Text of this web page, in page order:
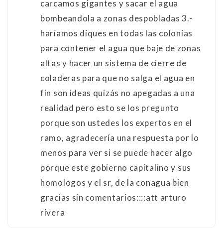
carcamos gigantes y sacar el agua
bombeandola a zonas despobladas 3.-
haríamos diques en todas las colonias
para contener el agua que baje de zonas
altas y hacer un sistema de cierre de
coladeras para que no salga el agua en
fin son ideas quizás no apegadas a una
realidad pero esto se los pregunto
porque son ustedes los expertos en el
ramo, agradecería una respuesta por lo
menos para ver si se puede hacer algo
porque este gobierno capitalino y sus
homologos y el sr, de la conagua bien
gracias sin comentarios::::att arturo
rivera